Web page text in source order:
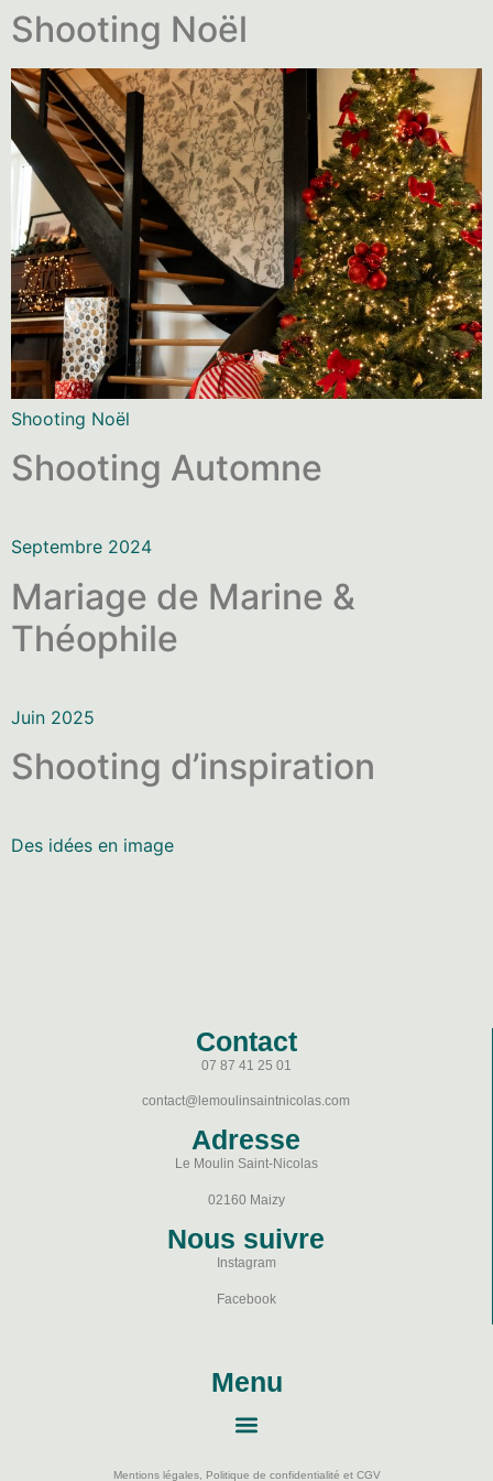
Shooting Noël
Shooting Noël
Shooting Automne
Septembre 2024
Mariage de Marine &
Théophile
Juin 2025
Shooting d’inspiration
Des idées en image
Contact
07 87 41 25 01
contact@lemoulinsaintnicolas.com
Adresse
Le Moulin Saint-Nicolas
02160 Maizy
Nous suivre
Instagram
Facebook
Menu
Mentions légales, Politique de confidentialité et CGV